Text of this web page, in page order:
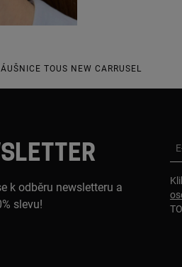
TOUS NEW CARRUSEL
k odběru newsletteru a
slevu!